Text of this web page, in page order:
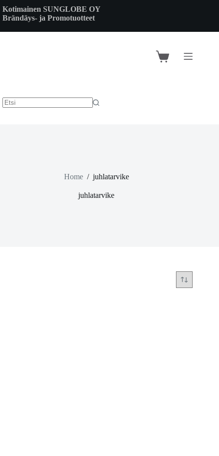
to
content
Kotimainen SUNGLOBE OY
Brändäys- ja Promotuotteet
Shopping
Home / juhlatarvike
juhlatarvike